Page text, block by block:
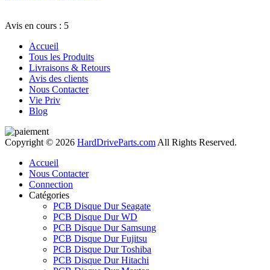
Avis en cours : 5
Accueil
Tous les Produits
Livraisons & Retours
Avis des clients
Nous Contacter
Vie Priv
Blog
Copyright © 2026 HardDriveParts.com All Rights Reserved.
Accueil
Nous Contacter
Connection
Catégories
PCB Disque Dur Seagate
PCB Disque Dur WD
PCB Disque Dur Samsung
PCB Disque Dur Fujitsu
PCB Disque Dur Toshiba
PCB Disque Dur Hitachi